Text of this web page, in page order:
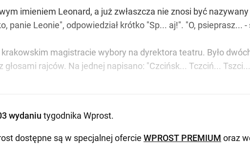
imieniem Leonard, a już zwłaszcza nie znosi być
panie Leonie", odpowiedział krótko "Sp... aj!". "O, psieprasz... -
magistracie wybory na dyrektora teatru. Było
rajców. Na jednej napisano: "Czcińsk... Tczciń...
wydaniu tygodnika Wprost.
dostępne są w specjalnej ofercie WPROST PREMIUM oraz